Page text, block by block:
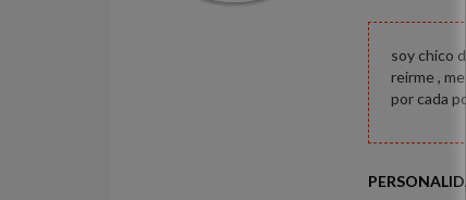
soy chico
reirme ,
por cada